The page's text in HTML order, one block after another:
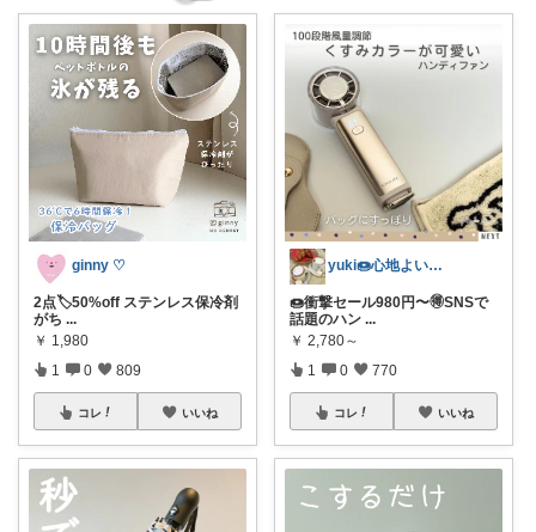
ginny ♡
2点🏷️50%off ステンレス保冷剤
がち ...
￥ 1,980
1 0 809
コレ いいね
yuki🍩心地よいものに囲まれて💛
🍩衝撃セール980円〜🉐SNSで
話題のハン ...
￥ 2,780～
1 0 770
コレ いいね